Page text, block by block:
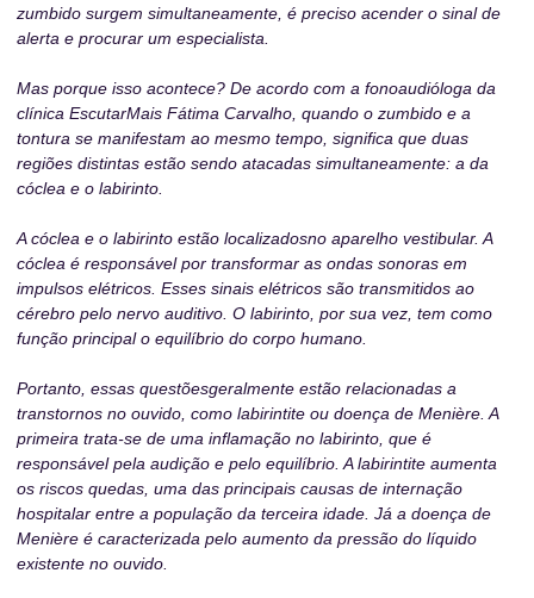
zumbido surgem simultaneamente, é preciso acender o sinal de
alerta e procurar um especialista.
Mas porque isso acontece? De acordo com a fonoaudióloga da
clínica EscutarMais Fátima Carvalho, quando o zumbido e a
tontura se manifestam ao mesmo tempo, significa que duas
regiões distintas estão sendo atacadas simultaneamente: a da
cóclea e o labirinto.
A cóclea e o labirinto estão localizadosno aparelho vestibular. A
cóclea é responsável por transformar as ondas sonoras em
impulsos elétricos. Esses sinais elétricos são transmitidos ao
cérebro pelo nervo auditivo. O labirinto, por sua vez, tem como
função principal o equilíbrio do corpo humano.
Portanto, essas questõesgeralmente estão relacionadas a
transtornos no ouvido, como labirintite ou doença de Menière. A
primeira trata-se de uma inflamação no labirinto, que é
responsável pela audição e pelo equilíbrio. A labirintite aumenta
os riscos quedas, uma das principais causas de internação
hospitalar entre a população da terceira idade. Já a doença de
Menière é caracterizada pelo aumento da pressão do líquido
existente no ouvido.